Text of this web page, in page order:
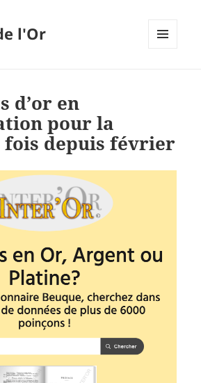
l'Or
d’or en
pour la
depuis février